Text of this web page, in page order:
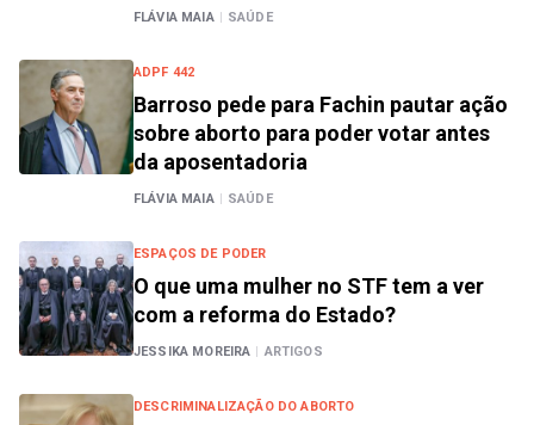
FLÁVIA MAIA | SAÚDE
ADPF 442
Barroso pede para Fachin pautar ação
sobre aborto para poder votar antes
da aposentadoria
FLÁVIA MAIA | SAÚDE
ESPAÇOS DE PODER
O que uma mulher no STF tem a ver
com a reforma do Estado?
JESSIKA MOREIRA | ARTIGOS
DESCRIMINALIZAÇÃO DO ABORTO